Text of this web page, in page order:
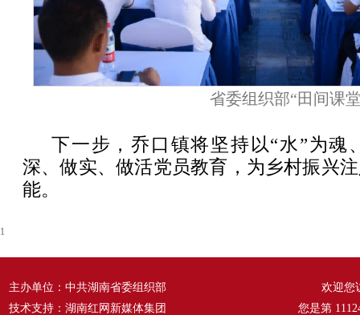
省委组织部“田间课
下一步，乔口镇将坚持以“水”为魂
深、做实、做活党员教育，为乡村振兴
能。
1
主办单位：中共湖南省委组织部
技术支持：湖南红网新媒体集团
欢迎您
您是第